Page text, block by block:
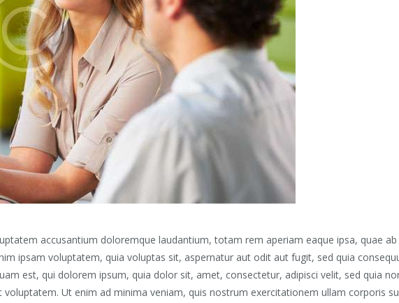
accusantium doloremque laudantium, totam rem aperiam eaque ipsa, quae
ipsam voluptatem, quia voluptas sit, aspernatur aut odit aut fugit, sed quia
est, qui dolorem ipsum, quia dolor sit, amet, consectetur, adipisci velit, sed quia
Ut enim ad minima veniam, quis nostrum exercitationem ullam corporis